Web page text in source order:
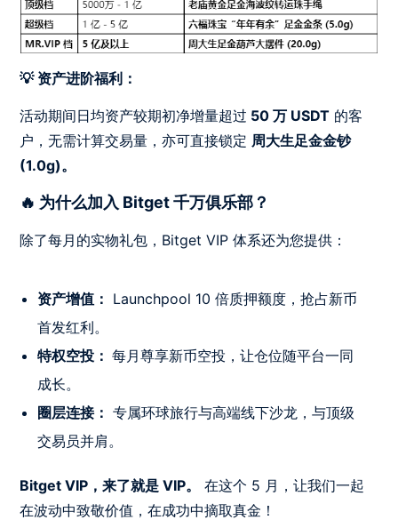
💡 资产进阶福利：
活动期间日均资产较期初净增量超过 50 万 USDT 的客
户，无需计算交易量，亦可直接锁定 周大生足金金钞
(1.0g)。
🔥 为什么加入 Bitget 千万俱乐部？
除了每月的实物礼包，Bitget VIP 体系还为您提供：
资产增值： Launchpool 10 倍质押额度，抢占新币
首发红利。
特权空投：每月尊享新币空投，让仓位随平台一同
成长。
圈层连接： 专属环球旅行与高端线下沙龙，与顶级
交易员并肩。
Bitget VIP，来了就是 VIP。
在这个 5 月，让我们一起
在波动中致敬价值，在成功中摘取真金！